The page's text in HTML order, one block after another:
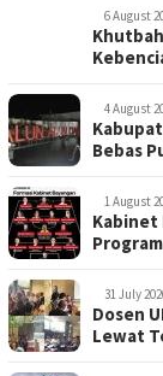
6 August
4 August
Bebas
1 August
Kabinet
31 July
Dosen
Lewat